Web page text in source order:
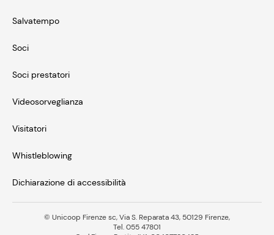
Salvatempo
Soci
Soci prestatori
Videosorveglianza
Visitatori
Whistleblowing
Dichiarazione di accessibilità
© Unicoop Firenze sc, Via S. Reparata 43, 50129 Firenze,
Tel. 055 47801